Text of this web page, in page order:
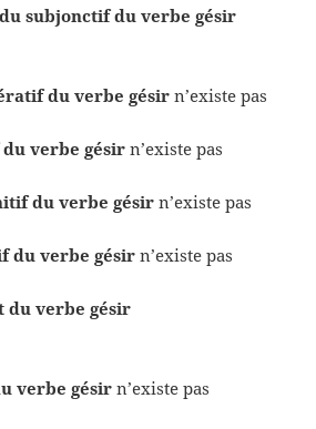
subjonctif du verbe gésir
du verbe gésir n’existe pas
du verbe gésirn’existe pas
du verbe gésir n’existe pas
du verbe gésirn’existe pas
du verbe gésir
verbe gésir n’existe pas